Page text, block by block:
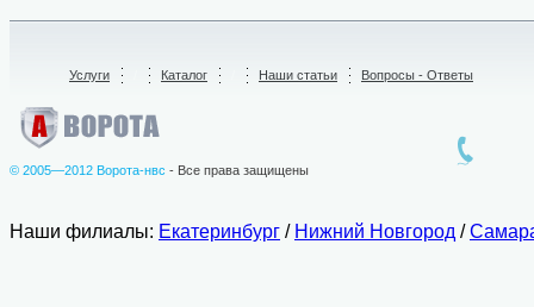
Услуги Каталог Наши статьи Вопросы - Ответы
© 2005—2012 Ворота-нвс - Все права защищены
Наши филиалы: Екатеринбург / Нижний Новгород /